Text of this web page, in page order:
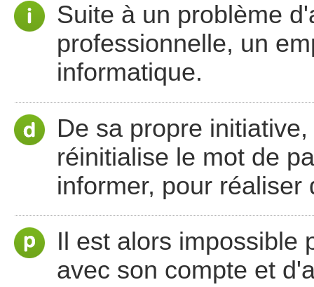
Suite à un problème
professionnelle, un
informatique.
De sa propre
réinitialise le mot de
informer, pour réaliser
Il est alors impossible
avec son compte et